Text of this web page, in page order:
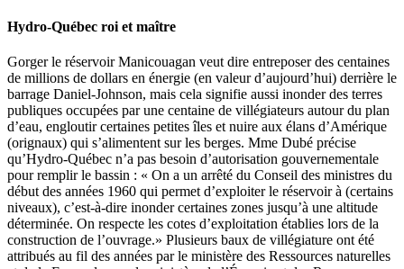
Hydro-Québec roi et maître
Gorger le réservoir Manicouagan veut dire entreposer des centaines
de millions de dollars en énergie (en valeur d’aujourd’hui) derrière le
barrage Daniel-Johnson, mais cela signifie aussi inonder des terres
publiques occupées par une centaine de villégiateurs autour du plan
d’eau, engloutir certaines petites îles et nuire aux élans d’Amérique
(orignaux) qui s’alimentent sur les berges. Mme Dubé précise
qu’Hydro-Québec n’a pas besoin d’autorisation gouvernementale
pour remplir le bassin : « On a un arrêté du Conseil des ministres du
début des années 1960 qui permet d’exploiter le réservoir à (certains
niveaux), c’est-à-dire inonder certaines zones jusqu’à une altitude
déterminée. On respecte les cotes d’exploitation établies lors de la
construction de l’ouvrage.» Plusieurs baux de villégiature ont été
attribués au fil des années par le ministère des Ressources naturelles